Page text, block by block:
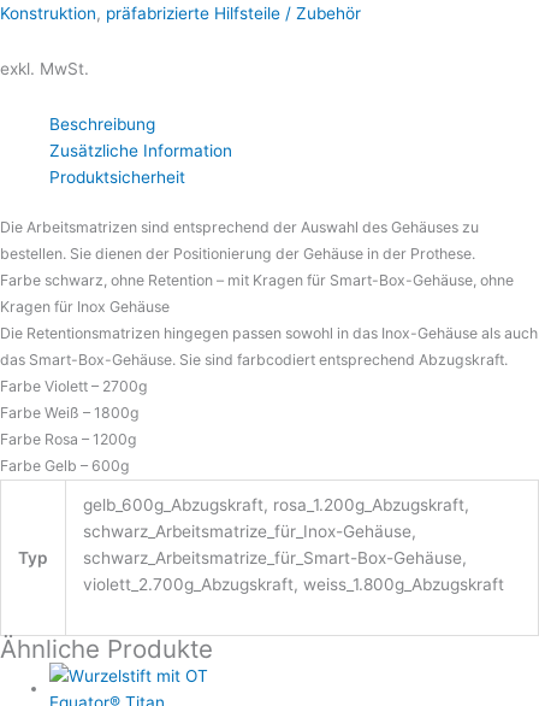
Konstruktion, präfabrizierte Hilfsteile / Zubehör
exkl. MwSt.
Beschreibung
Zusätzliche Information
Produktsicherheit
Die Arbeitsmatrizen sind entsprechend der Auswahl des Gehäuses zu
bestellen. Sie dienen der Positionierung der Gehäuse in der Prothese.
Farbe schwarz, ohne Retention – mit Kragen für Smart-Box-Gehäuse, ohne
Kragen für Inox Gehäuse
Die Retentionsmatrizen hingegen passen sowohl in das Inox-Gehäuse als auch
das Smart-Box-Gehäuse. Sie sind farbcodiert entsprechend Abzugskraft.
Farbe Violett – 2700g
Farbe Weiß – 1800g
Farbe Rosa – 1200g
Farbe Gelb – 600g
Typ
gelb_600g_Abzugskraft, rosa_1.200g_Abzugskraft,
schwarz_Arbeitsmatrize_für_Inox-Gehäuse,
schwarz_Arbeitsmatrize_für_Smart-Box-Gehäuse,
violett_2.700g_Abzugskraft, weiss_1.800g_Abzugskraft
Ähnliche Produkte